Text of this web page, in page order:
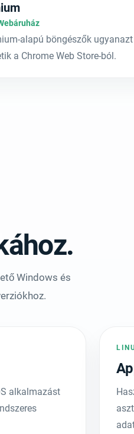
alapú böngészők
a Chrome Web Store-ból.
Windows és
alkalmazást